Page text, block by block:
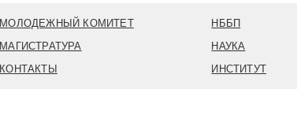
МОЛОДЕЖНЫЙ КОМИТЕТ НББП
МАГИСТРАТУРА НАУКА
КОНТАКТЫ ИНСТИТУТ